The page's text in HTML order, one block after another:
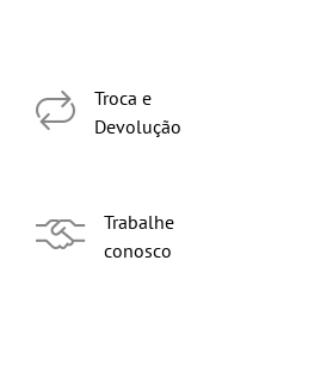
Troca e
Devolução
Trabalhe
conosco